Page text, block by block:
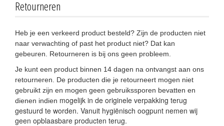
Retourneren
Heb je een verkeerd product besteld? Zijn de producten niet
naar verwachting of past het product niet? Dat kan
gebeuren. Retourneren is bij ons geen probleem.
Je kunt een product binnen 14 dagen na ontvangst aan ons
retourneren. De producten die je retourneert mogen niet
gebruikt zijn en mogen geen gebruikssporen bevatten en
dienen indien mogelijk in de originele verpakking terug
gestuurd te worden. Vanuit hygiënisch oogpunt nemen wij
geen opblaasbare producten terug.